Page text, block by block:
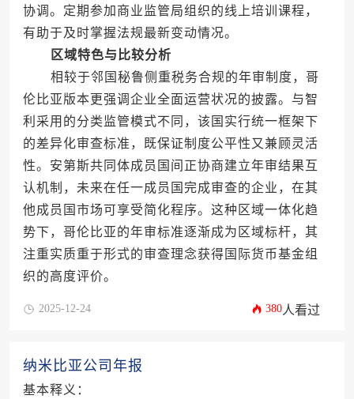
协调。定期参加商业监管局组织的线上培训课程，
有助于及时掌握法规最新变动情况。
区域特色与比较分析
相较于邻国秘鲁侧重税务合规的年审制度，哥
伦比亚版本更强调企业全面运营状况的披露。与智
利采用的分类监管模式不同，该国实行统一框架下
的差异化审查标准，既保证制度公平性又兼顾灵活
性。安第斯共同体成员国间正协商建立年审结果互
认机制，未来在任一成员国完成审查的企业，在其
他成员国市场可享受简化程序。这种区域一体化趋
势下，哥伦比亚的年审标准逐渐成为区域标杆，其
注重实质重于形式的审查理念获得国际货币基金组
织的高度评价。
2025-12-24 380人看过
纳米比亚公司年报
基本释义：